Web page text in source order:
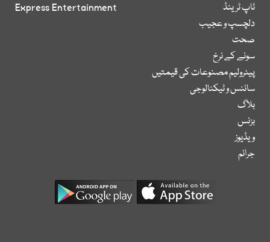
ٹاپ ٹرینڈ
دلچسپ و عجیب
صحت
سونے کے نرخ
پیٹرولیم مصنوعات کی قیمتیں
سائنس و ٹیکنالوجی
بلاگ
بزنس
ویڈیوز
جرائم
Express Entertainment